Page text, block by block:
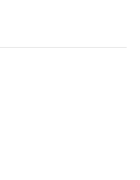
ะกับผู้ที่สนใจการ